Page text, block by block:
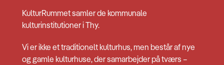
KulturRummet samler de kommunale
kulturinstitutioner i Thy.
Vi er ikke et traditionelt kulturhus, men består af nye
og gamle kulturhuse, der samarbejder på tværs –